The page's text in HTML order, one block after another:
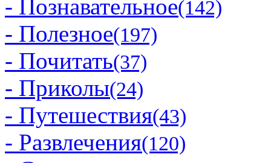
- Познавательное(142)
- Полезное(197)
- Почитать(37)
- Приколы(24)
- Путешествия(43)
- Развлечения(120)